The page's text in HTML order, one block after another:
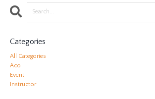
Categories
All Categories
Aco
Event
Instructor